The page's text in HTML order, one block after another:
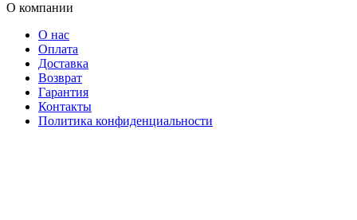
О компании
О нас
Оплата
Доставка
Возврат
Гарантия
Контакты
Политика конфиденциальности